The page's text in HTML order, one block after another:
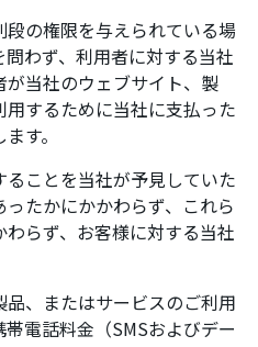
の権限を与えられている場
わず、利用者に対する当社
当社のウェブサイト、製
するために当社に支払った
す。
ことを当社が予見していた
たかにかかわらず、これら
らず、お客様に対する当社
、またはサービスのご利用
電話料金（SMSおよびデー